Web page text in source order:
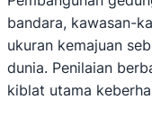
bandara, kawasan-
ukuran kemajuan
dunia. Penilaian
kiblat utama